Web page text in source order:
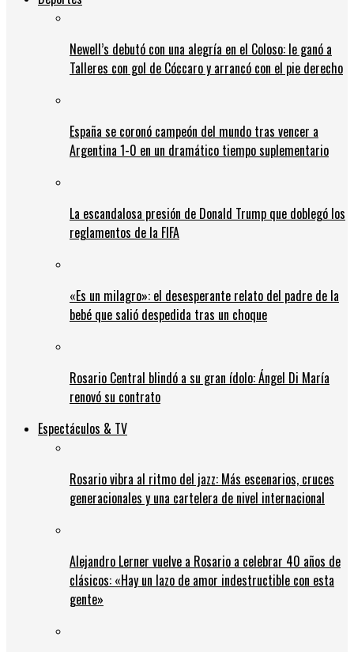
Newell’s debutó con una alegría en el Coloso: le ganó a
Talleres con gol de Cóccaro y arrancó con el pie derecho
España se coronó campeón del mundo tras vencer a
Argentina 1-0 en un dramático tiempo suplementario
La escandalosa presión de Donald Trump que doblegó los
reglamentos de la FIFA
«Es un milagro»: el desesperante relato del padre de la
bebé que salió despedida tras un choque
Rosario Central blindó a su gran ídolo: Ángel Di María
renovó su contrato
Espectáculos & TV
Rosario vibra al ritmo del jazz: Más escenarios, cruces
generacionales y una cartelera de nivel internacional
Alejandro Lerner vuelve a Rosario a celebrar 40 años de
clásicos: «Hay un lazo de amor indestructible con esta
gente»